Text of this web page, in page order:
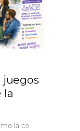
juegos
la
la co-